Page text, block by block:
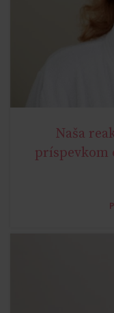
Naša
príspevkom